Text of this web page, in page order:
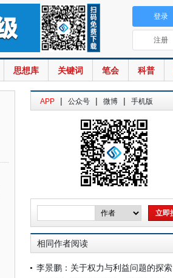
思想库 关键词 笔会 科普
登录
注册
APP | 公众号 | 微博 | 手机版
相同作者阅读
李景鹏：关于权力与利益问题的探索